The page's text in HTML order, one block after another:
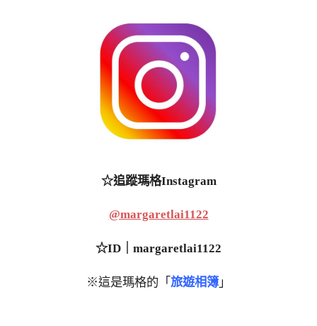
☆追蹤瑪格Instagram
@margaretlai1122
☆ID｜margaretlai1122
※這是瑪格的「 旅遊相簿 」